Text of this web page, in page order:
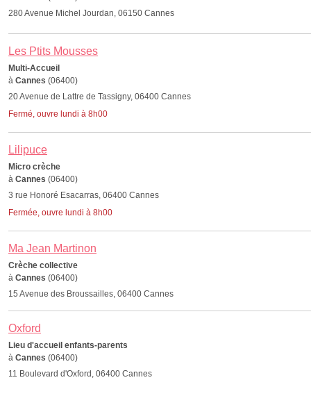
280 Avenue Michel Jourdan, 06150 Cannes
Les Ptits Mousses
Multi-Accueil
à Cannes (06400)
20 Avenue de Lattre de Tassigny, 06400 Cannes
Fermé, ouvre lundi à 8h00
Lilipuce
Micro crèche
à Cannes (06400)
3 rue Honoré Esacarras, 06400 Cannes
Fermée, ouvre lundi à 8h00
Ma Jean Martinon
Crèche collective
à Cannes (06400)
15 Avenue des Broussailles, 06400 Cannes
Oxford
Lieu d'accueil enfants-parents
à Cannes (06400)
11 Boulevard d'Oxford, 06400 Cannes